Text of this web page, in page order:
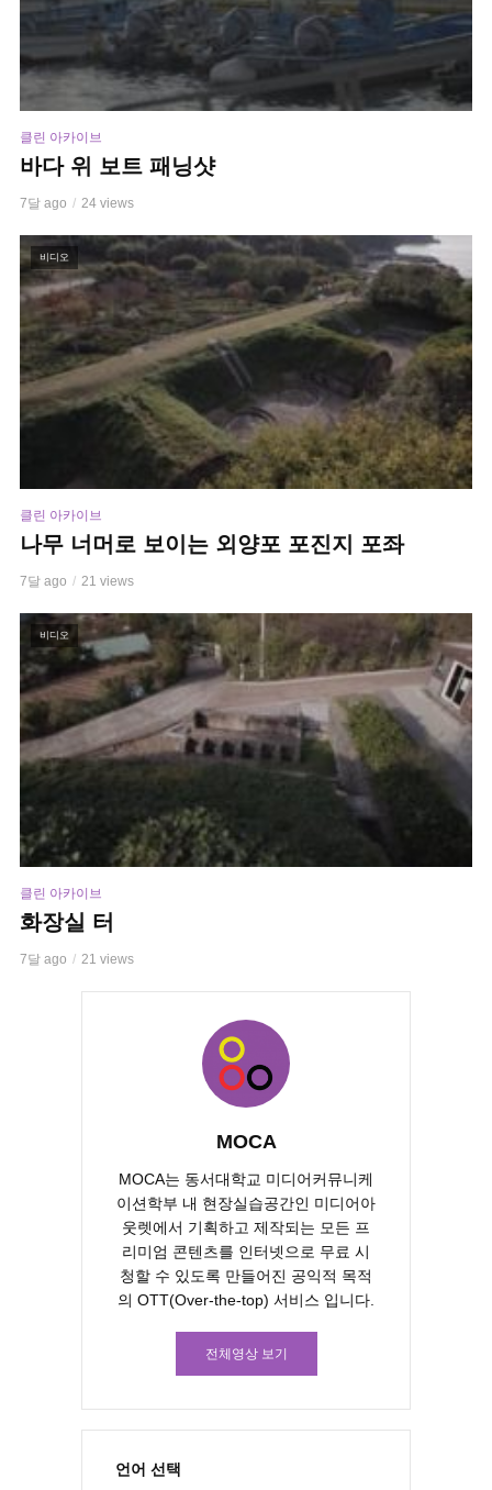
클린 아카이브
바다 위 보트 패닝샷
7달 ago 24 views
비디오
클린 아카이브
나무 너머로 보이는 외양포 포진지 포좌
7달 ago 21 views
비디오
클린 아카이브
화장실 터
7달 ago 21 views
MOCA
MOCA는 동서대학교 미디어커뮤니케
이션학부 내 현장실습공간인 미디어아
웃렛에서 기획하고 제작되는 모든 프
리미엄 콘텐츠를 인터넷으로 무료 시
청할 수 있도록 만들어진 공익적 목적
의 OTT(Over-the-top) 서비스 입니다.
전체영상 보기
언어 선택